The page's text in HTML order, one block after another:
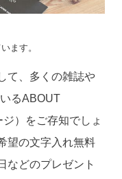
ます。
て、多くの雑誌や
るABOUT
）をご存知でしょ
望の文字入れ無料
などのプレゼント